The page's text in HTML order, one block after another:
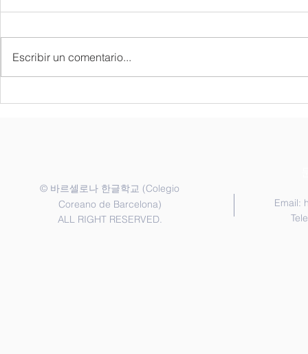
Escribir un comentario...
© 바르셀로나 한글학교 (Colegio
Coreano de Barcelona)
ALL RIGHT RESERVED.
Email: